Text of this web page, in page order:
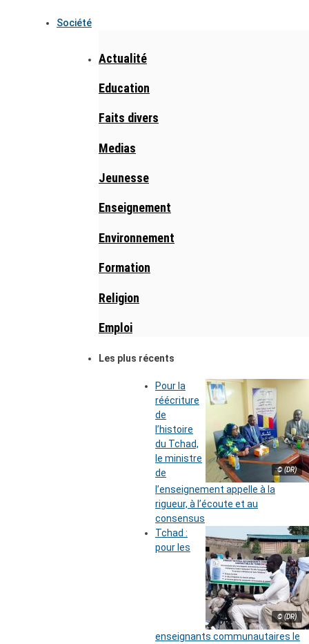
Société
Actualité
Education
Faits divers
Medias
Jeunesse
Enseignement
Environnement
Formation
Religion
Emploi
Les plus récents
© (DR)
Pour la
réécriture
de
l’histoire
du Tchad,
le ministre
de
l’enseignement appelle à la
rigueur, à l’écoute et au
consensus
© (DR)
Tchad :
pour les
enseignants communautaires le